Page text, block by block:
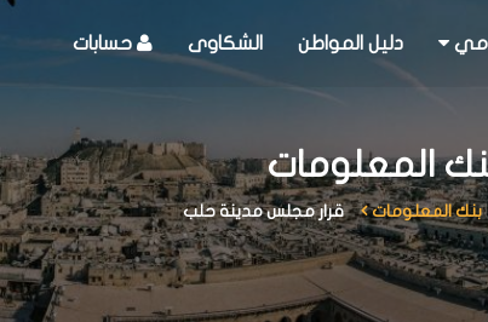
دليل المواطن الشكاوى حسابات
المعلومات
بنك المعلومات قرار مجلس مدينة حلب